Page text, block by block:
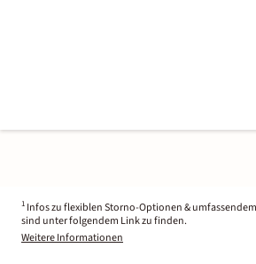
1 Infos zu flexiblen Storno-Optionen &
sind unter folgendem Link zu finden.
Weitere Informationen